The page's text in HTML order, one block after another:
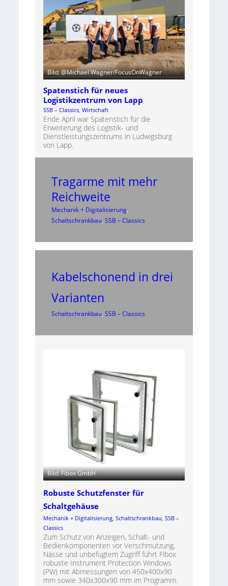
Bild: @Michael Wagner/FocusOnWagner
Spatenstich für neues
Logistikzentrum von Lapp
SSB – Classics, Wirtschaft
Ende April war Spatenstich für die
Erweiterung des Logistik- und
Dienstleistungszentrums in Ludwigsburg
von Lapp.
Tragarme mit mehr
Reichweite
Mechanik + Digitalisierung
Schaltschrankbau, SSB – Classics
Kabelschonend in drei
Varianten
Schaltschrankbau, SSB – Classics
Bild: Fibox GmbH
Robuste Schutzfenster für
Schaltgehäuse
Mechanik + Digitalisierung, Schaltschrankbau, SSB –
Classics
Zum Schutz von Anzeigen, Schalt- und
Bedienkomponenten vor Verschmutzung,
Nässe und unbefugtem Zugriff führt Fibox
robuste Instrument Protection Windows
(PW) mit Abmessungen von 450x400x90
mm sowie 340x300x90 mm im Programm.